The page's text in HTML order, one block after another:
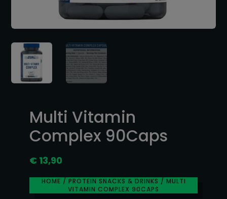
Multi Vitamin
Complex 90Caps
€ 13,90
HOME / PROTEIN SNACKS & DRINKS / MULTI
VITAMIN COMPLEX 90CAPS